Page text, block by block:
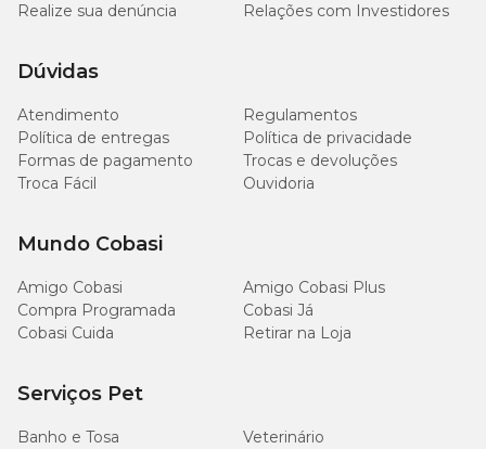
Realize sua denúncia
Relações com Investidores
Dúvidas
Atendimento
Regulamentos
Política de entregas
Política de privacidade
Formas de pagamento
Trocas e devoluções
Troca Fácil
Ouvidoria
Mundo Cobasi
Amigo Cobasi
Amigo Cobasi Plus
Compra Programada
Cobasi Já
Cobasi Cuida
Retirar na Loja
Serviços Pet
Banho e Tosa
Veterinário